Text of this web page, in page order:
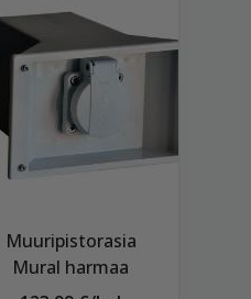
Muuripistorasia
Mural harmaa